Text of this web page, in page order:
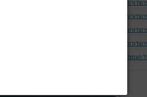
של שלפוחית השתן
של בלוטת הערמונית
של השופכן
של הכליה
העמודים